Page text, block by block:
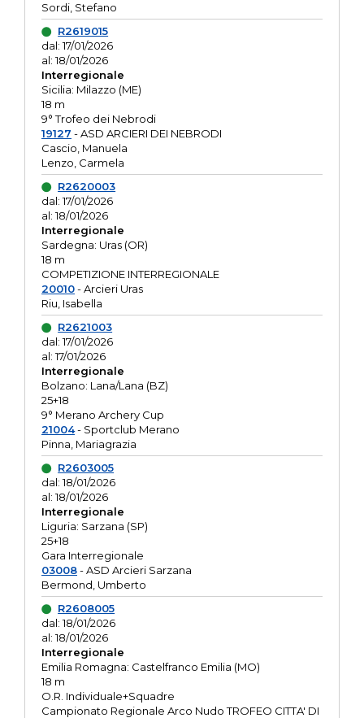
Sordi, Stefano
R2619015
dal: 17/01/2026
al: 18/01/2026
Interregionale
Sicilia: Milazzo (ME)
18 m
9° Trofeo dei Nebrodi
19127 - ASD ARCIERI DEI NEBRODI
Cascio, Manuela
Lenzo, Carmela
R2620003
dal: 17/01/2026
al: 18/01/2026
Interregionale
Sardegna: Uras (OR)
18 m
COMPETIZIONE INTERREGIONALE
20010- Arcieri Uras
Riu, Isabella
R2621003
dal: 17/01/2026
al: 17/01/2026
Interregionale
Bolzano: Lana/Lana (BZ)
25+18
9° Merano Archery Cup
21004- Sportclub Merano
Pinna, Mariagrazia
R2603005
dal: 18/01/2026
al: 18/01/2026
Interregionale
Liguria: Sarzana (SP)
25+18
Gara Interregionale
03008- ASD Arcieri Sarzana
Bermond, Umberto
R2608005
dal: 18/01/2026
al: 18/01/2026
Interregionale
Emilia Romagna: Castelfranco Emilia (MO)
18 m
O.R. Individuale+Squadre
Campionato Regionale Arco Nudo TROFEO CITTA' DI